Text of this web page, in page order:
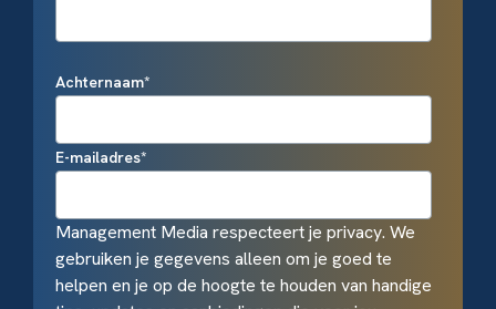
Achternaam*
E-mailadres*
Management Media respecteert je privacy. We
gebruiken je gegevens alleen om je goed te
helpen en je op de hoogte te houden van handige